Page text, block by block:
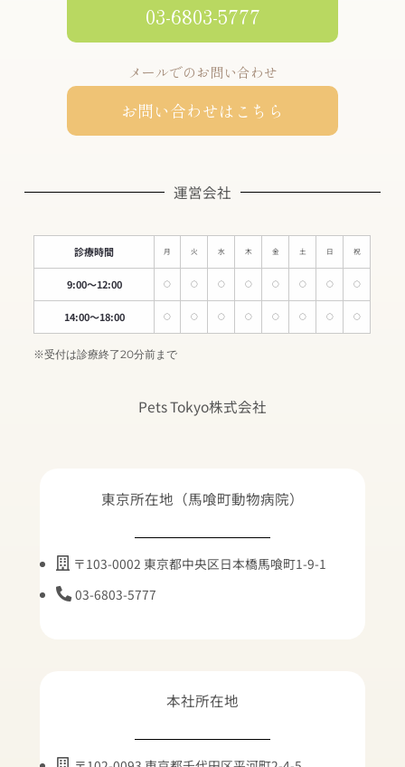
03-6803-5777
メールでのお問い合わせ
お問い合わせはこちら
運営会社
診療時間 月 火 水 木 金 土 日 祝
9:00〜12:00 ○ ○ ○ ○ ○ ○ ○ ○
14:00〜18:00 ○ ○ ○ ○ ○ ○ ○ ○
※受付は診療終了20分前まで
Pets Tokyo株式会社
東京所在地（馬喰町動物病院）
〒103-0002 東京都中央区日本橋馬喰町1-9-1
03-6803-5777
本社所在地